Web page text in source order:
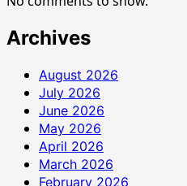
Archives
August 2026
July 2026
June 2026
May 2026
April 2026
March 2026
February 2026